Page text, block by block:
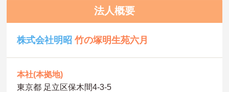
法人概要
株式会社明昭竹の塚明生苑六月
本社(本拠地)
東京都 足立区保木間4-3-5